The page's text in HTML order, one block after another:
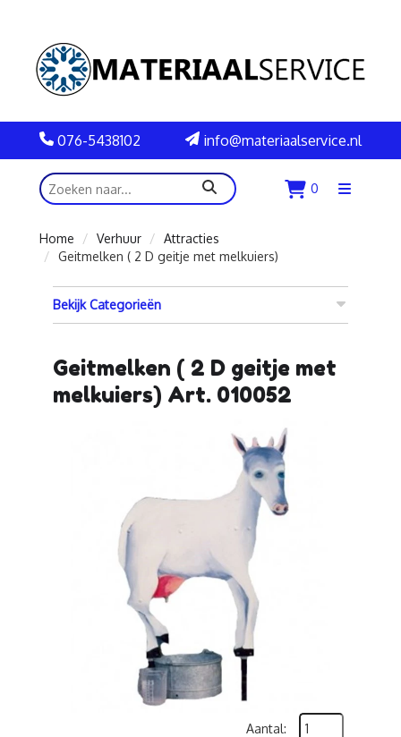
076-5438102 info@materiaalservice.nl
zoeken 0
Menu
Home
Verhuur
Attracties
Geitmelken ( 2 D geitje met melkuiers)
Bekijk Categorieën
Geitmelken ( 2 D geitje met
melkuiers) Art. 010052
Aantal: